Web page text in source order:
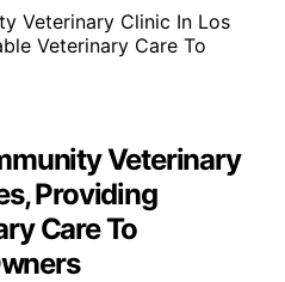
Veterinary
Providing
Care To